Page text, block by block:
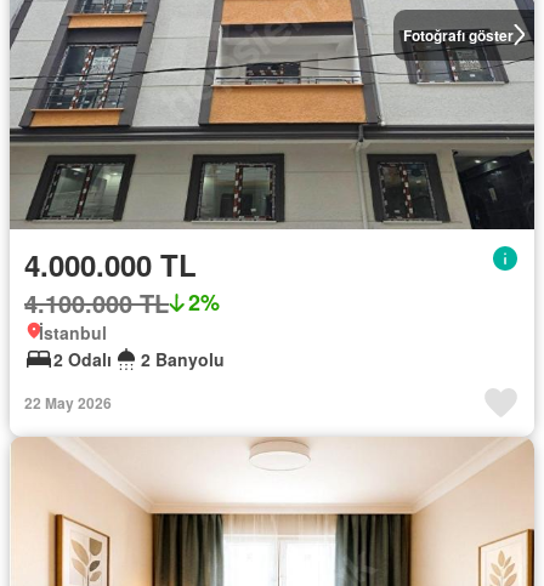
Fotoğrafı göster
4.000.000 TL
4.100.000 TL 2%
İstanbul
2 Odalı
2 Banyolu
22 May 2026